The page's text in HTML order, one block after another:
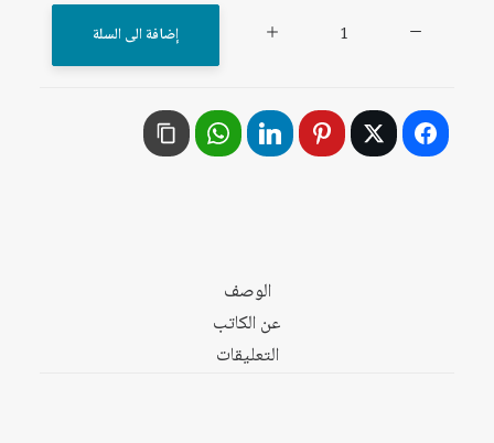
العلوم
والتقانة
إضافة الى السلة
الوصف
عن الكاتب
التعليقات